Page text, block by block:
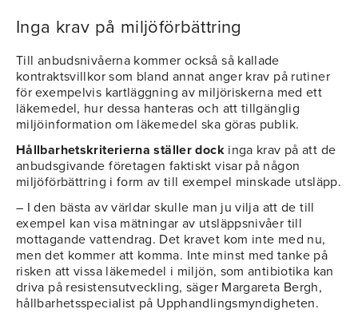
Inga krav på miljöförbättring
Till anbudsnivåerna kommer också så kallade
kontraktsvillkor som bland annat anger krav på rutiner
för exempelvis kartläggning av miljöriskerna med ett
läkemedel, hur dessa hanteras och att tillgänglig
miljöinformation om läkemedel ska göras publik.
Hållbarhetskriterierna ställer dockinga krav på att de
anbudsgivande företagen faktiskt visar på någon
miljöförbättring i form av till exempel minskade utsläpp.
– I den bästa av världar skulle man ju vilja att de till
exempel kan visa mätningar av utsläppsnivåer till
mottagande vattendrag. Det kravet kom inte med nu,
men det kommer att komma. Inte minst med tanke på
risken att vissa läkemedel i miljön, som antibiotika kan
driva på resistensutveckling, säger Margareta Bergh,
hållbarhetsspecialist på Upphandlingsmyndigheten.